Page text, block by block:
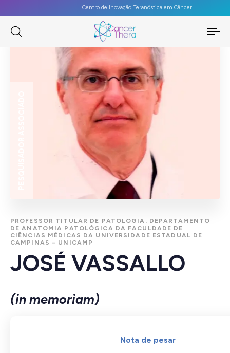
Centro de Inovação Teranóstica em Câncer
PROFESSOR TITULAR DE PATOLOGIA. DEPARTAMENTO
DE ANATOMIA PATOLÓGICA DA FACULDADE DE
CIÊNCIAS MÉDICAS DA UNIVERSIDADE ESTADUAL DE
CAMPINAS – UNICAMP
JOSÉ VASSALLO
(in memoriam)
Nota de pesar